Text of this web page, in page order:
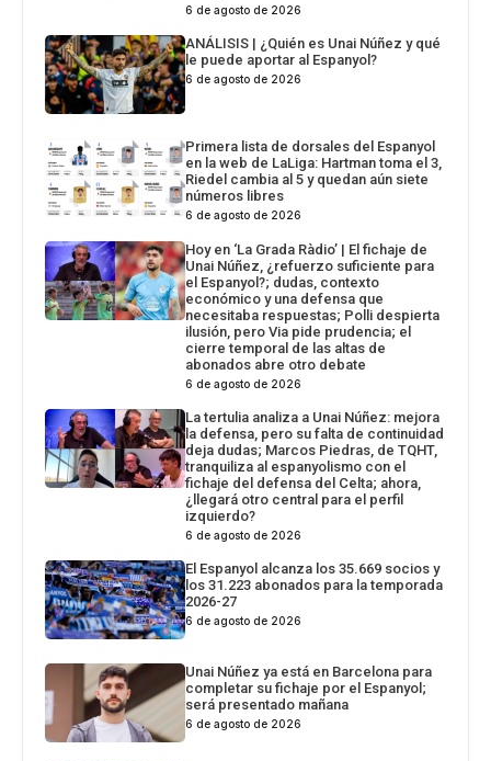
6 de agosto de 2026
ANÁLISIS | ¿Quién es Unai Núñez y qué
le puede aportar al Espanyol?
6 de agosto de 2026
Primera lista de dorsales del Espanyol
en la web de LaLiga: Hartman toma el 3,
Riedel cambia al 5 y quedan aún siete
números libres
6 de agosto de 2026
Hoy en ‘La Grada Ràdio’ | El fichaje de
Unai Núñez, ¿refuerzo suficiente para
el Espanyol?; dudas, contexto
económico y una defensa que
necesitaba respuestas; Polli despierta
ilusión, pero Via pide prudencia; el
cierre temporal de las altas de
abonados abre otro debate
6 de agosto de 2026
La tertulia analiza a Unai Núñez: mejora
la defensa, pero su falta de continuidad
deja dudas; Marcos Piedras, de TQHT,
tranquiliza al espanyolismo con el
fichaje del defensa del Celta; ahora,
¿llegará otro central para el perfil
izquierdo?
6 de agosto de 2026
El Espanyol alcanza los 35.669 socios y
los 31.223 abonados para la temporada
2026-27
6 de agosto de 2026
Unai Núñez ya está en Barcelona para
completar su fichaje por el Espanyol;
será presentado mañana
6 de agosto de 2026